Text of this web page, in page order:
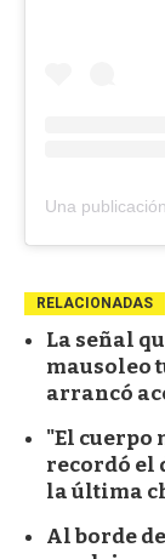
RELACIONADAS
La señal
mausoleo
arrancó
"El cuerpo
recordó el
la última
Al borde